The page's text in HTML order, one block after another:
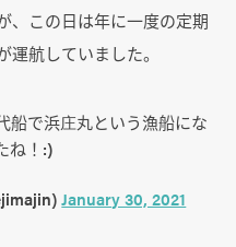
、この日は年に一度の定期
航していました。
船で浜庄丸という漁船にな
ね！:)
January 30, 2021